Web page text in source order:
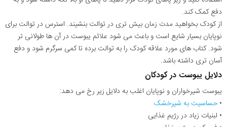
دفع کمک کند.
از کودک بخواهید مدت زمان بیش تری در توالت بنشیند. استرس در توالت برای
نوپایان بسیار شایع است و باعث می شود علائم یبوست در آن ها طولانی تر
شود. کتاب های مورد علاقه کودک را به توالت برده تا کمی سرگرم شود و دفع
آسان تری داشته باشد.
دلایل یبوست در کودکان
یبوست شیرخواران و نوپایان اغلب به دلایل زیر رخ می دهد:
• حساسیت به شیرخشک
• لبنیات زیاد در رژیم غذایی